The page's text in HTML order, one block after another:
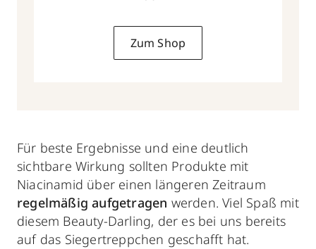
Zum Shop
Für beste Ergebnisse und eine deutlich
sichtbare Wirkung sollten Produkte mit
Niacinamid über einen längeren Zeitraum
regelmäßig aufgetragen werden. Viel Spaß mit
diesem Beauty-Darling, der es bei uns bereits
auf das Siegertreppchen geschafft hat.